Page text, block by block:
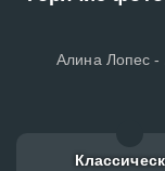
Алина Лопес -